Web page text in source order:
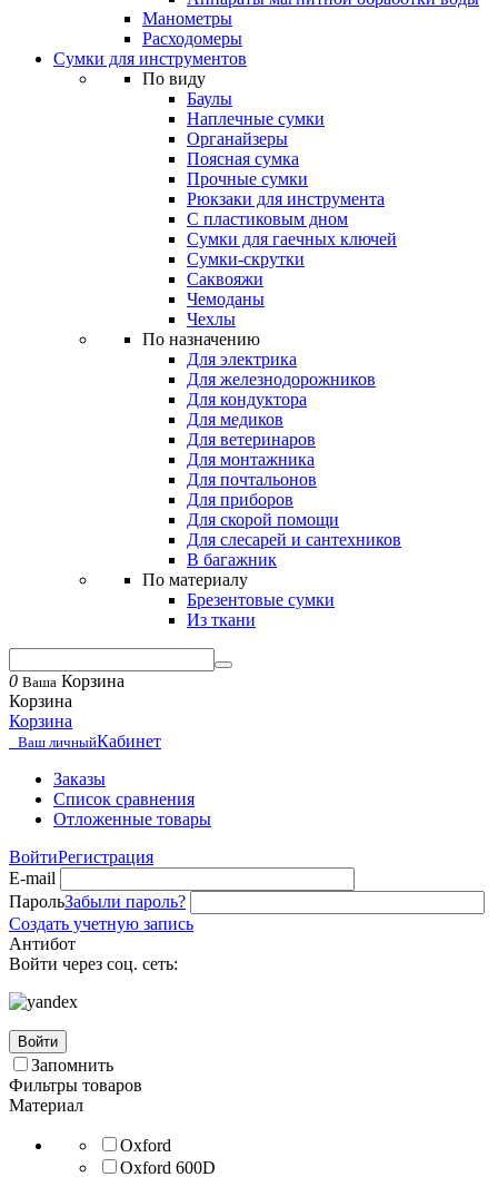
Манометры
Расходомеры
Сумки для инструментов
По виду
Баулы
Наплечные сумки
Органайзеры
Поясная сумка
Прочные сумки
Рюкзаки для инструмента
С пластиковым дном
Сумки для гаечных ключей
Сумки-скрутки
Саквояжи
Чемоданы
Чехлы
По назначению
Для электрика
Для железнодорожников
Для кондуктора
Для медиков
Для ветеринаров
Для монтажника
Для почтальонов
Для приборов
Для скорой помощи
Для слесарей и сантехников
В багажник
По материалу
Брезентовые сумки
Из ткани
0 Ваша Корзина
Корзина
Корзина
Ваш личныйКабинет
Заказы
Список сравнения
Отложенные товары
ВойтиРегистрация
E-mail
ПарольЗабыли пароль?
Создать учетную запись
Антибот
Войти через соц. сеть:
Войти
Запомнить
Фильтры товаров
Материал
Oxford
Oxford 600D